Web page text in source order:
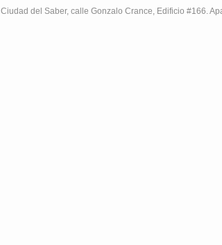
Ciudad del Saber, calle Gonzalo Crance, Edificio #166.